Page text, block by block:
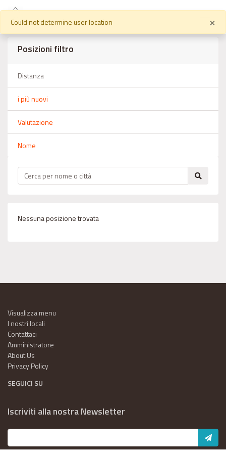
Posizioni filtro
Distanza
i più nuovi
Valutazione
Nome
Nessuna posizione trovata
Visualizza menu
I nostri locali
Contattaci
Amministratore
About Us
Privacy Policy
SEGUICI SU
Iscriviti alla nostra Newsletter
Could not determine user location ×